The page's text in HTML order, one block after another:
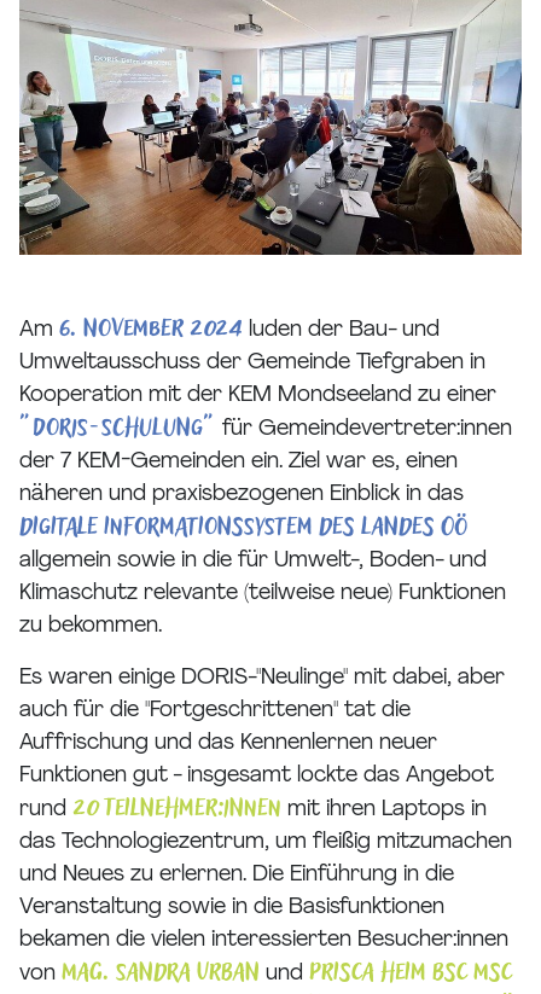
Am 6. November 2024 luden der Bau- und
Umweltausschuss der Gemeinde Tiefgraben in
Kooperation mit der KEM Mondseeland zu einer
"DORIS-Schulung" für Gemeindevertreter:innen
der 7 KEM-Gemeinden ein. Ziel war es, einen
näheren und praxisbezogenen Einblick in das
digitale Informationssystem des Landes OÖ
allgemein sowie in die für Umwelt-, Boden- und
Klimaschutz relevante (teilweise neue) Funktionen
zu bekommen.
Es waren einige DORIS-"Neulinge" mit dabei, aber
auch für die "Fortgeschrittenen" tat die
Auffrischung und das Kennenlernen neuer
Funktionen gut - insgesamt lockte das Angebot
rund 20 Teilnehmer:innen mit ihren Laptops in
das Technologiezentrum, um fleißig mitzumachen
und Neues zu erlernen. Die Einführung in die
Veranstaltung sowie in die Basisfunktionen
bekamen die vielen interessierten Besucher:innen
von Mag. Sandra Urban und Prisca Heim BSc MSc